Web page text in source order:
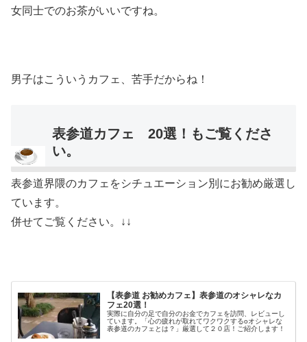
女同士でのお茶がいいですね。
男子はこういうカフェ、苦手だからね！
表参道カフェ 20選！もご覧くださ
い。
表参道界隈のカフェをシチュエーション別にお勧め厳選し
ています。
併せてご覧ください。↓↓
【表参道 お勧めカフェ】表参道のオシャレなカ
フェ20選！
実際に自分の足で自分のお金でカフェを訪問、レビューし
ています。「心の疲れが取れてワクワクするoオシャレな
表参道のカフェとは？」厳選して２０店！ご紹介します！